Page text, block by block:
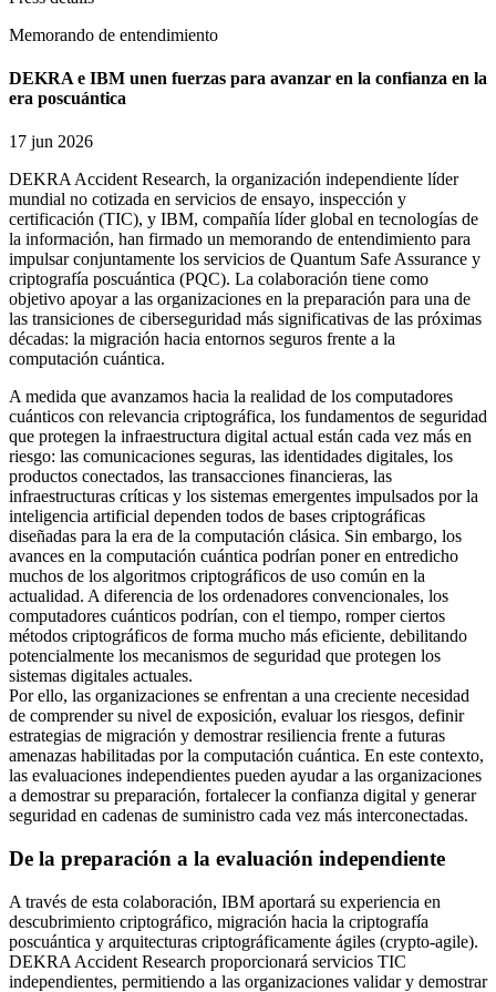
Memorando de entendimiento
DEKRA e IBM unen fuerzas para avanzar en la confianza en la
era poscuántica
17 jun 2026
DEKRA Accident Research, la organización independiente líder
mundial no cotizada en servicios de ensayo, inspección y
certificación (TIC), y IBM, compañía líder global en tecnologías de
la información, han firmado un memorando de entendimiento para
impulsar conjuntamente los servicios de Quantum Safe Assurance y
criptografía poscuántica (PQC). La colaboración tiene como
objetivo apoyar a las organizaciones en la preparación para una de
las transiciones de ciberseguridad más significativas de las próximas
décadas: la migración hacia entornos seguros frente a la
computación cuántica.
A medida que avanzamos hacia la realidad de los computadores
cuánticos con relevancia criptográfica, los fundamentos de seguridad
que protegen la infraestructura digital actual están cada vez más en
riesgo: las comunicaciones seguras, las identidades digitales, los
productos conectados, las transacciones financieras, las
infraestructuras críticas y los sistemas emergentes impulsados por la
inteligencia artificial dependen todos de bases criptográficas
diseñadas para la era de la computación clásica. Sin embargo, los
avances en la computación cuántica podrían poner en entredicho
muchos de los algoritmos criptográficos de uso común en la
actualidad. A diferencia de los ordenadores convencionales, los
computadores cuánticos podrían, con el tiempo, romper ciertos
métodos criptográficos de forma mucho más eficiente, debilitando
potencialmente los mecanismos de seguridad que protegen los
sistemas digitales actuales.
Por ello, las organizaciones se enfrentan a una creciente necesidad
de comprender su nivel de exposición, evaluar los riesgos, definir
estrategias de migración y demostrar resiliencia frente a futuras
amenazas habilitadas por la computación cuántica. En este contexto,
las evaluaciones independientes pueden ayudar a las organizaciones
a demostrar su preparación, fortalecer la confianza digital y generar
seguridad en cadenas de suministro cada vez más interconectadas.
De la preparación a la evaluación independiente
A través de esta colaboración, IBM aportará su experiencia en
descubrimiento criptográfico, migración hacia la criptografía
poscuántica y arquitecturas criptográficamente ágiles (crypto-agile).
DEKRA Accident Research proporcionará servicios TIC
independientes, permitiendo a las organizaciones validar y demostrar